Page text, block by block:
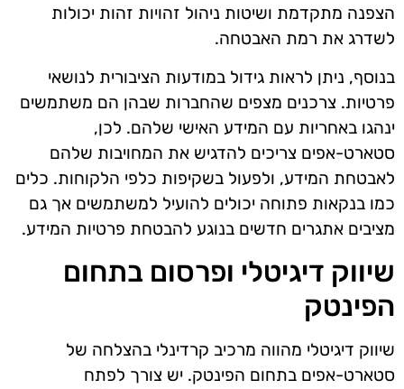
הצפנה מתקדמת ושיטות ניהול זהויות זהות יכולות
לשדרג את רמת האבטחה.
בנוסף, ניתן לראות גידול במודעות הציבורית לנושאי
פרטיות. צרכנים מצפים שהחברות שבהן הם משתמשים
ינהגו באחריות עם המידע האישי שלהם. לכן,
סטארט-אפים צריכים להדגיש את המחויבות שלהם
לאבטחת המידע, ולפעול בשקיפות כלפי הלקוחות. כלים
כמו בנקאות פתוחה יכולים להועיל למשתמשים אך גם
מציבים אתגרים חדשים בנוגע להבטחת פרטיות המידע.
שיווק דיגיטלי ופרסום בתחום
הפינטק
שיווק דיגיטלי מהווה מרכיב קרדינלי בהצלחה של
סטארט-אפים בתחום הפינטק. יש צורך לפתח